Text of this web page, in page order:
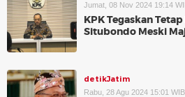
Jumat, 08 Nov 2024 19:14
KPK Tegaskan
Situbondo Meski
detikJatim
Rabu, 28 Agu 2024 15:01 WIB